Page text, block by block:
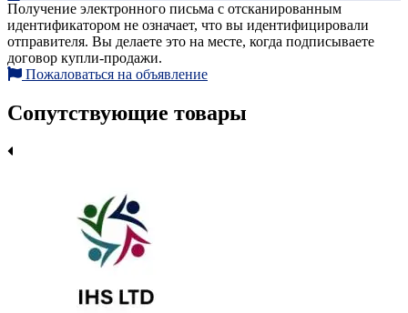
Получение электронного письма с отсканированным
идентификатором не означает, что вы идентифицировали
отправителя. Вы делаете это на месте, когда подписываете
договор купли-продажи.
Пожаловаться на объявление
Сопутствующие товары